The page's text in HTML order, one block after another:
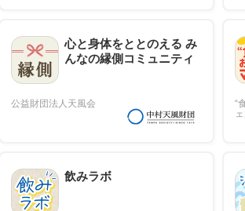
心と身体をととのえる み
んなの縁側コミュニティ
飲みラボ